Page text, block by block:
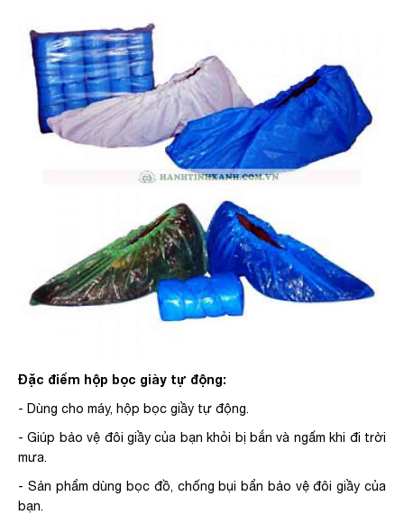
Đặc điểm hộp bọc giày tự động:
- Dùng cho máy, hộp bọc giầy tự động.
- Giúp bảo vệ đôi giầy của bạn khỏi bị bắn và ngấm khi đi trời
mưa.
- Sản phẩm dùng bọc đồ, chống bụi bẩn bảo vệ đôi giầy của
bạn.